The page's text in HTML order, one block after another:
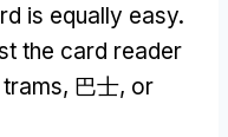
is equally easy.
the card reader
, 巴士, or